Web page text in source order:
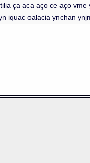
ça aca aço ce aço
iquac oalacia ynchan